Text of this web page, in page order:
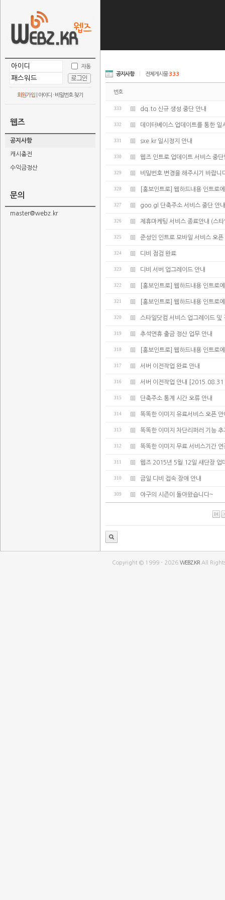
자동
회원가입 아이디 · 비밀번호 찾기
웹즈
공지사항
캐시충전
수익금정산
문의
master@webz.kr
공지사항 전체게시물333
번호
333 dq.to 신규 생성 중단 안내
332 데이터베이스 업데이트를 통한 일
331 sxe.kr 일시정지 안내
330 웹즈 인트로 업데이트 서비스 중단
329 비밀번호 변경을 해주시기 바랍니
328 [홍보인트로] 웹하드내용 인트로
327 goo.gl 단축주소 서비스 중단 안내
326 제휴마케팅 서비스 종료안내 (스
325 준성인 인트로 모바일 서비스 오픈
324 디비 점검 완료
323 디비 서버 업그레이드 안내
322 [홍보인트로] 웹하드내용 인트로
321 [홍보인트로] 웹하드내용 인트로
320 스타일닷컴 서비스 업그레이드 및
319 추석연휴 출금 정산 업무 안내
318 [홍보인트로] 웹하드내용 인트로
317 서버 이전작업 완료 안내
316 서버 이전작업 안내
315 단축주소 통계 시간 오류 안내
314 똑똑한 이미지 유료서비스 오픈 안
313 똑똑한 이미지 차단리퍼러 기능 추
312 똑똑한 이미지 무료 서비스기간 연
311 웹즈 2015년 5월 12일 새단장 업
310 금일 디비 접속 장애 안내
309 야구의 시즌이 돌아왔습니다~
Copyright © 1999 - 2026WEBZ.KR All